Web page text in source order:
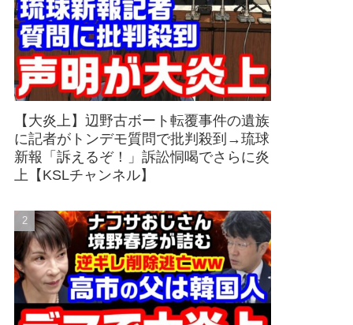
【大炎上】辺野古ボート転覆事件の遺族
に記者がトンデモ質問で批判殺到→琉球
新報「訴えるぞ！」訴訟恫喝でさらに炎
上【KSLチャンネル】